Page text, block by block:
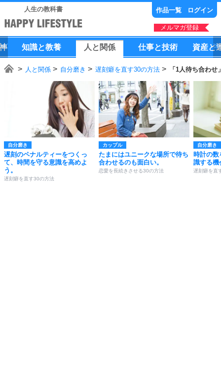
人生の教科書 作品一覧 ログイン
メルマガ登録
知識と教養 人 と 関係 仕事と技術 資産と
人と関係 自分磨き 遅刻癖を直す30の方法 「1人待ち合わ
自分磨き
遅刻のペナルティーをつくっ
て、時間を守る意識を高めよ
う。
遅刻癖を直す30の方法
カップル
たまにはユニークな場所で待ち
合わせるのも面白い。
恋愛を長続きさせる30の方法
自分磨き
時計の数
識する機
遅刻癖を直